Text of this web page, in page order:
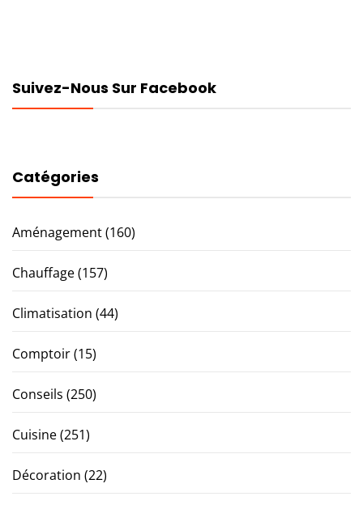
Suivez-Nous Sur Facebook
Catégories
Aménagement(160)
Chauffage(157)
Climatisation (44)
Comptoir(15)
Conseils (250)
Cuisine(251)
Décoration (22)